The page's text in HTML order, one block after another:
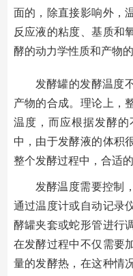
面的，除直接影响外，
反应液的粘度、基质和
酵的动力学性质和产物的
发酵罐的发酵温度
产物的合成。理论上，
温度，而应根据发酵
中，由于发酵液的体积
整个发酵过程中，合适
发酵温度需要控制
通过温度计或自动记录
酵罐夹套或蛇形管进行
在发酵过程中不仅需要
量的发酵热，在这种情